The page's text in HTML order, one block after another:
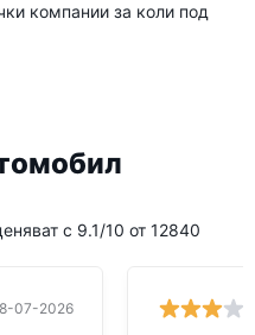
компании за коли под
с 9.1/10 от 12840
07-2026